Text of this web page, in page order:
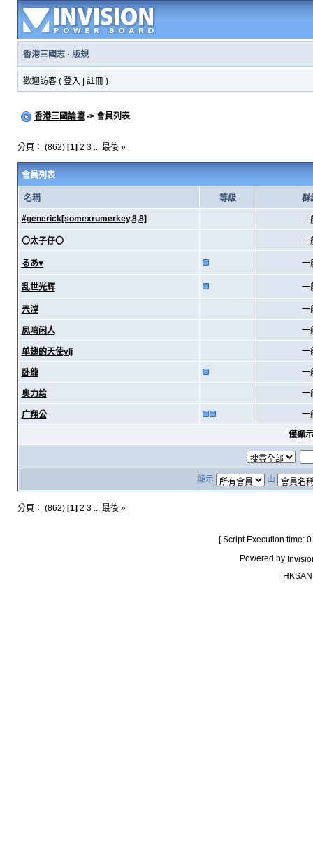
香港三國志· 版規
歡迎訪客 ( 登入 註冊)
香港三國論壇-> 會員列表
分頁： (862) [1] 2 3... 最後 »
會員列表
名稱 等級 群
#generick[somexrumerkey,8,8] 一
〇太子仔〇 一
るあ♥ 一
乱世光辉 一
兲漟 一
凤鸣闲人 一
单翅的天使ylj 一
卧龍 一
奥力给 一
广翔公
一
僅顯
顯示 由
分頁： (862) [1] 2 3... 最後 »
[ Script Execution time:
Powered by